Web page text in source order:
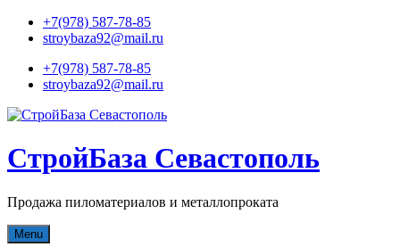
Skip
+7(978) 587-78-85
stroybaza92@mail.ru
+7(978) 587-78-85
stroybaza92@mail.ru
СтройБаза Севастополь
Продажа пиломатериалов и металлопроката
Menu